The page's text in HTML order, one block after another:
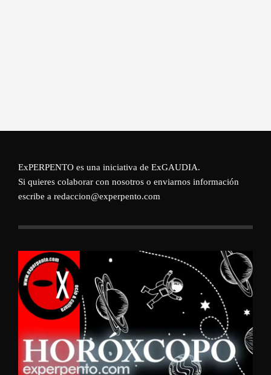
ExPERPENTO es una iniciativa de ExGAUDIA.
Si quieres colaborar con nosotros o enviarnos información
escribe a redaccion@experpento.com